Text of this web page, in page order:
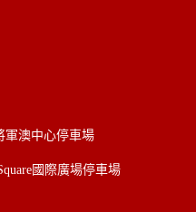
軍澳中心停車場
國際廣場停車場